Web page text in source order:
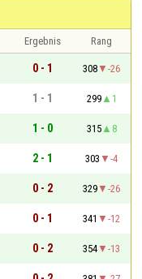
Ergebnis
Rang
0 - 1 308
-26
1 - 1 299
1
1 - 0 315
8
2 - 1 303
-4
0 - 2 329
-26
0 - 1 341
-12
0 - 2 354
-13